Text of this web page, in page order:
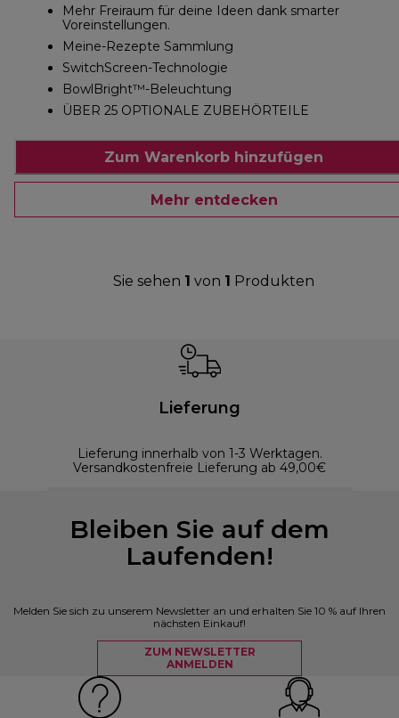
Mehr Freiraum für deine Ideen dank smarter
Voreinstellungen.
Meine-Rezepte Sammlung
SwitchScreen-Technologie
BowlBright™-Beleuchtung
ÜBER 25 OPTIONALE ZUBEHÖRTEILE
Zum Warenkorb hinzufügen
Mehr entdecken
Sie sehen 1 von 1 Produkten
Lieferung
Lieferung innerhalb von 1-3 Werktagen.
Versandkostenfreie Lieferung ab 49,00€
Bleiben Sie auf dem
Laufenden!
Melden Sie sich zu unserem Newsletter an und erhalten Sie 10 % auf Ihren
nächsten Einkauf!
ZUM NEWSLETTER
ANMELDEN